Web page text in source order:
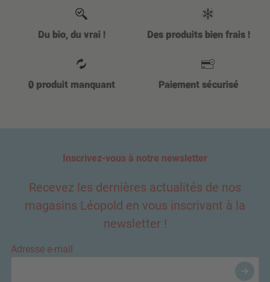
Du bio, du vrai ! Des produits bien frais !
0 produit manquant Paiement sécurisé
Inscrivez-vous à notre newsletter
Recevez les dernières actualités de nos
magasins Léopold en vous inscrivant à la
newsletter !
Adresse e-mail